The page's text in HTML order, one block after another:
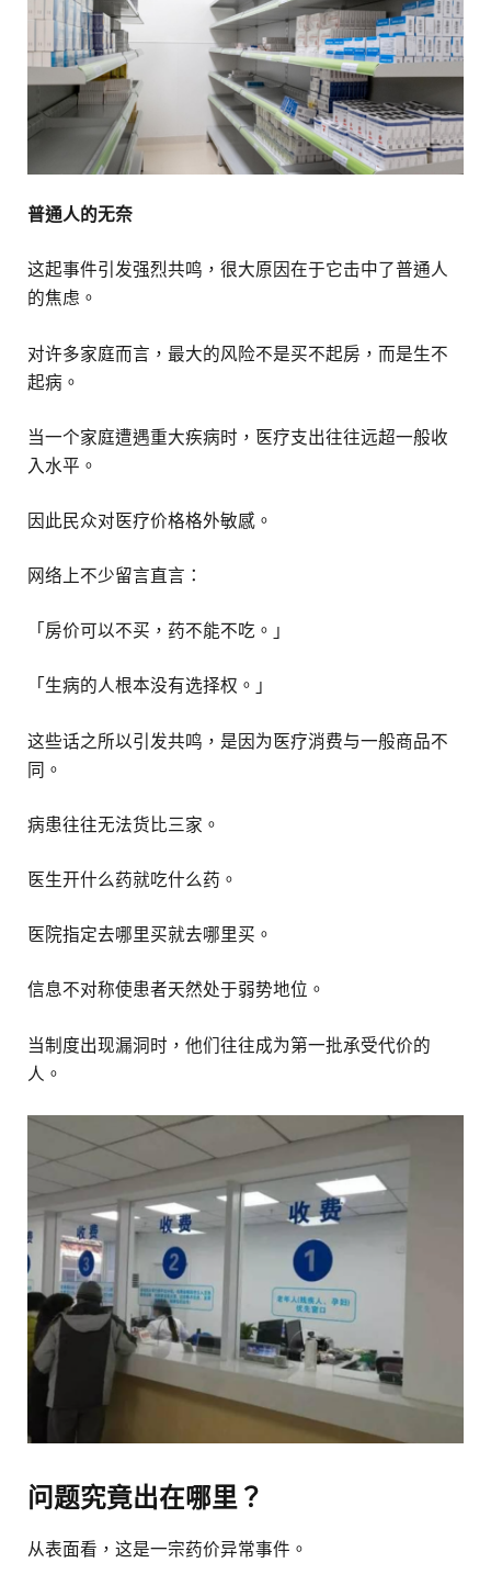
普通人的无奈
这起事件引发强烈共鸣，很大原因在于它击中了普通人
的焦虑。
对许多家庭而言，最大的风险不是买不起房，而是生不
起病。
当一个家庭遭遇重大疾病时，医疗支出往往远超一般收
入水平。
因此民众对医疗价格格外敏感。
网络上不少留言直言：
「房价可以不买，药不能不吃。」
「生病的人根本没有选择权。」
这些话之所以引发共鸣，是因为医疗消费与一般商品不
同。
病患往往无法货比三家。
医生开什么药就吃什么药。
医院指定去哪里买就去哪里买。
信息不对称使患者天然处于弱势地位。
当制度出现漏洞时，他们往往成为第一批承受代价的
人。
问题究竟出在哪里？
从表面看，这是一宗药价异常事件。